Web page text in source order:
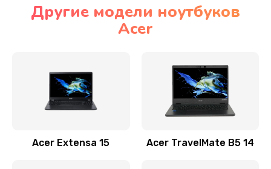
Настройка BIOS
Замена видеочипа
Заказать
Другие модели ноутбуков
Acer
Acer Extensa 15 Acer TravelMate B5 14